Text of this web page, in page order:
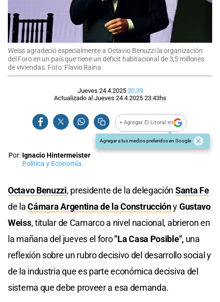
Weiss agradeció especialmente a Octavio Benuzzi la organización
del Foro en un país que tiene un déficit habitacional de 3,5 millones
de viviendas. Foto: Flavio Raina
Jueves 24.4.2025 20:39
Actualizado al Jueves 24.4.2025 23:43hs
+ Agregar El Litoral en
Agregar a tus medios preferidos en Google
Por: Ignacio Hintermeister
Politica y Economía.
Octavo Benuzzi, presidente de la delegación Santa Fe
de laCámara Argentina de la ConstrucciónyGustavo
Weiss, titular de Camarco a nivel nacional, abrieron en
la mañana del jueves el foro"La Casa Posible", una
reflexión sobre un rubro decisivo del desarrollo social y
de la industria que es parte económica decisiva del
sistema que debe proveer a esa demanda.